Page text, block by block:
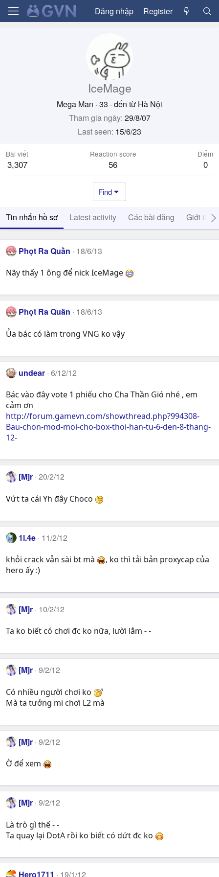
Đăng nhập Register
IceMage
Mega Man · 33 · đến từ Hà Nội
Tham gia ngày 29/8/07
Last seen 15/6/23
Bài viết
3,307
Reaction score
56
Điểm
0
Find
Tin nhắn hồ sơ Latest activity Các bài đăng Giới thiệu
Phọt Ra Quần 18/6/13
Nãy thấy 1 ông để nick IceMage
Phọt Ra Quần 18/6/13
Ủa bác có làm trong VNG ko vậy
undear 6/12/12
Bác vào đây vote 1 phiếu cho Cha Thần Gió nhé , em
cảm ơn
http://forum.gamevn.com/showthread.php?994308-
Bau-chon-mod-moi-cho-box-thoi-han-tu-6-den-8-thang-
12-
[M]r 20/2/12
Vứt ta cái Yh đây Choco
1l.4e 11/2/12
khỏi crack vẫn sài bt mà
, ko thì tải bản proxycap của
hero ấy :)
[M]r 10/2/12
Ta ko biết có chơi đc ko nữa, lười lắm - -
[M]r 9/2/12
Có nhiều người chơi ko
Mà ta tưởng mi chơi L2 mà
[M]r 9/2/12
Ờ để xem
[M]r 9/2/12
Là trò gì thế - -
Ta quay lại DotA rồi ko biết có dứt đc ko
Hero1711 19/1/12